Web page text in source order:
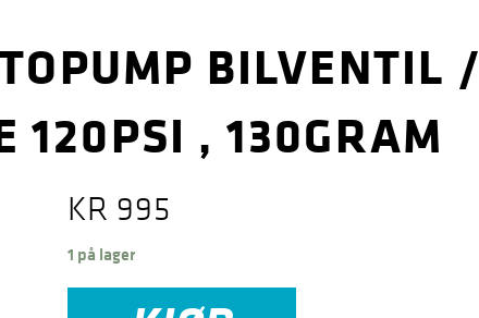
BILVENTIL /
120PSI , 130GRAM
KR 995
1 på lager